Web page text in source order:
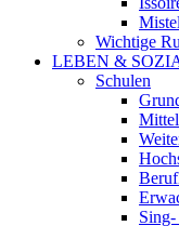
Wichtige
LEBEN &
Schulen